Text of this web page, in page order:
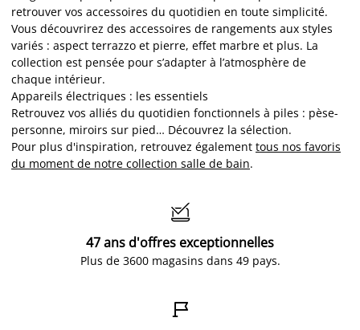
retrouver vos accessoires du quotidien en toute simplicité.
Vous découvrirez des accessoires de rangements aux styles
variés : aspect terrazzo et pierre, effet marbre et plus. La
collection est pensée pour s’adapter à l’atmosphère de
chaque intérieur.
Appareils électriques : les essentiels
Retrouvez vos alliés du quotidien fonctionnels à piles : pèse-
personne, miroirs sur pied… Découvrez la sélection.
Pour plus d'inspiration, retrouvez également tous nos favoris
du moment de notre collection salle de bain.

47 ans d'offres exceptionnelles
Plus de 3600 magasins dans 49 pays.
